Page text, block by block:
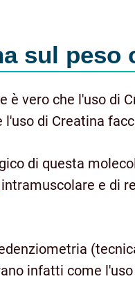
sul peso
è vero che l'uso di
di Creatina
di questa
intramuscolare e di
infatti come